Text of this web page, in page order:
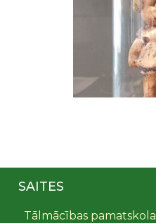
SAITES
Tālmācības pamatskola